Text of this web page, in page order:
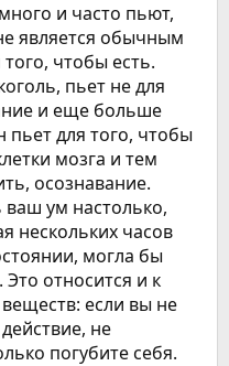
и часто пьют,
является обычным
чтобы есть.
пьет не для
и еще больше
пьет для того, чтобы
мозга и тем
осознавание.
ваш ум настолько,
нескольких часов
могла бы
относится и к
если вы не
не
погубите себя.